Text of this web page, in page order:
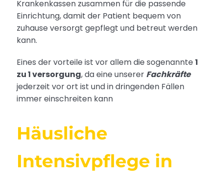
Krankenkassen zusammen für die passende
Einrichtung, damit der Patient bequem von
zuhause versorgt gepflegt und betreut werden
kann.
Eines der vorteile ist vor allem die sogenannte 1
zu 1 versorgung, da eine unserer Fachkräfte
jederzeit vor ort ist und in dringenden Fällen
immer einschreiten kann
Häusliche
Intensivpflege in